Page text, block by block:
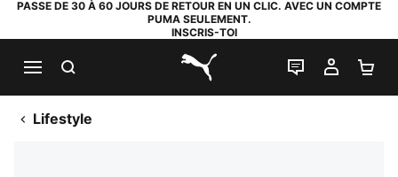
PASSE DE 30 À 60 JOURS DE RETOUR EN UN CLIC. AVEC UN COMPTE
PUMA SEULEMENT.
INSCRIS-TOI
PUMA.com
LIVE CHAT
MON
Lifestyle